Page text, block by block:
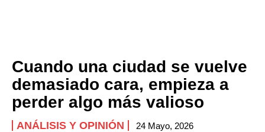
Cuando una ciudad se vuelve
demasiado cara, empieza a
perder algo más valioso
ANÁLISIS Y OPINIÓN 24 Mayo, 2026